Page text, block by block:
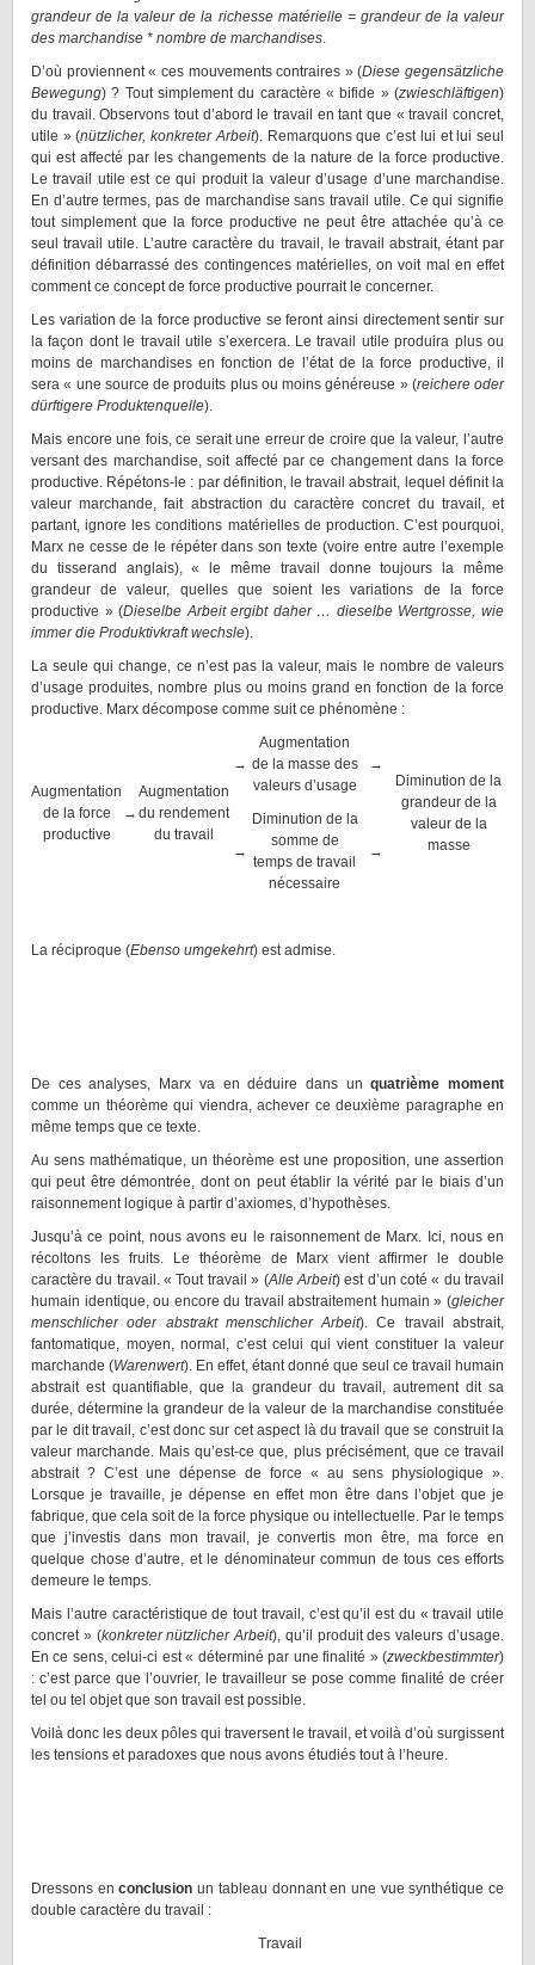
grandeur de la valeur de la richesse matérielle = grandeur de la valeur
des marchandise * nombre de marchandises.
D’où proviennent « ces mouvements contraires » (Diese gegensätzliche
Bewegung) ? Tout simplement du caractère « bifide » (zwieschläftigen)
du travail. Observons tout d’abord le travail en tant que « travail concret,
utile » (nützlicher, konkreter Arbeit). Remarquons que c’est lui et lui seul
qui est affecté par les changements de la nature de la force productive.
Le travail utile est ce qui produit la valeur d’usage d’une marchandise.
En d’autre termes, pas de marchandise sans travail utile. Ce qui signifie
tout simplement que la force productive ne peut être attachée qu’à ce
seul travail utile. L’autre caractère du travail, le travail abstrait, étant par
définition débarrassé des contingences matérielles, on voit mal en effet
comment ce concept de force productive pourrait le concerner.
Les variation de la force productive se feront ainsi directement sentir sur
la façon dont le travail utile s’exercera. Le travail utile produira plus ou
moins de marchandises en fonction de l’état de la force productive, il
sera « une source de produits plus ou moins généreuse » (reichere oder
dürftigere Produktenquelle).
Mais encore une fois, ce serait une erreur de croire que la valeur, l’autre
versant des marchandise, soit affecté par ce changement dans la force
productive. Répétons-le : par définition, le travail abstrait, lequel définit la
valeur marchande, fait abstraction du caractère concret du travail, et
partant, ignore les conditions matérielles de production. C’est pourquoi,
Marx ne cesse de le répéter dans son texte (voire entre autre l’exemple
du tisserand anglais), « le même travail donne toujours la même
grandeur de valeur, quelles que soient les variations de la force
productive » (Dieselbe Arbeit ergibt daher … dieselbe Wertgrosse, wie
immer die Produktivkraft wechsle).
La seule qui change, ce n’est pas la valeur, mais le nombre de valeurs
d’usage produites, nombre plus ou moins grand en fonction de la force
productive. Marx décompose comme suit ce phénomène :
Augmentation
de la force
productive
→
Augmentation
du rendement
du travail
→
Augmentation
de la masse des
valeurs d’usage
→
Diminution de la
grandeur de la
valeur de la
masse
→
Diminution de la
somme de
temps de travail
nécessaire
→
La réciproque (Ebenso umgekehrt) est admise.
De ces analyses, Marx va en déduire dans unquatrième moment
comme un théorème qui viendra, achever ce deuxième paragraphe en
même temps que ce texte.
Au sens mathématique, un théorème est une proposition, une assertion
qui peut être démontrée, dont on peut établir la vérité par le biais d’un
raisonnement logique à partir d’axiomes, d’hypothèses.
Jusqu’à ce point, nous avons eu le raisonnement de Marx. Ici, nous en
récoltons les fruits. Le théorème de Marx vient affirmer le double
caractère du travail. « Tout travail » (Alle Arbeit) est d’un coté « du travail
humain identique, ou encore du travail abstraitement humain » (gleicher
menschlicher oder abstrakt menschlicher Arbeit). Ce travail abstrait,
fantomatique, moyen, normal, c’est celui qui vient constituer la valeur
marchande (Warenwert). En effet, étant donné que seul ce travail humain
abstrait est quantifiable, que la grandeur du travail, autrement dit sa
durée, détermine la grandeur de la valeur de la marchandise constituée
par le dit travail, c’est donc sur cet aspect là du travail que se construit la
valeur marchande. Mais qu’est-ce que, plus précisément, que ce travail
abstrait ? C’est une dépense de force « au sens physiologique ».
Lorsque je travaille, je dépense en effet mon être dans l’objet que je
fabrique, que cela soit de la force physique ou intellectuelle. Par le temps
que j’investis dans mon travail, je convertis mon être, ma force en
quelque chose d’autre, et le dénominateur commun de tous ces efforts
demeure le temps.
Mais l’autre caractéristique de tout travail, c’est qu’il est du « travail utile
concret » (konkreter nützlicher Arbeit), qu’il produit des valeurs d’usage.
En ce sens, celui-ci est « déterminé par une finalité » (zweckbestimmter)
: c’est parce que l’ouvrier, le travailleur se pose comme finalité de créer
tel ou tel objet que son travail est possible.
Voilà donc les deux pôles qui traversent le travail, et voilà d’où surgissent
les tensions et paradoxes que nous avons étudiés tout à l’heure.
Dressons enconclusionun tableau donnant en une vue synthétique ce
double caractère du travail :
Travail